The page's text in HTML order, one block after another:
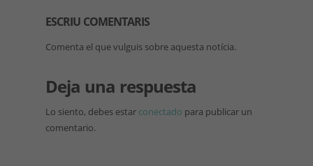
ESCRIU COMENTARIS
Comenta el que vulguis sobre aquesta notícia.
Deja una respuesta
Lo siento, debes estar conectado para publicar un
comentario.